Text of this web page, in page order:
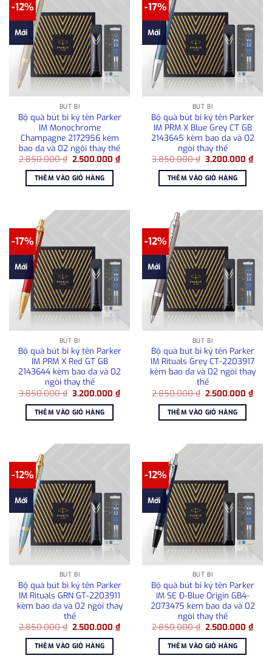
-12%
Mới
BÚT BI
Bộ quà bút bi ký tên Parker
IM Monochrome
Champagne 2172956 kèm
bao da và 02 ngòi thay thế
2.850.000₫ Giá
là:
2.850.000 ₫.
2.500.000₫Giá
hiện
2.500.000 ₫.
THÊM VÀO GIỎ HÀNG
-17%
Mới
BÚT BI
Bộ quà bút bi ký tên Parker
IM PRM X Blue Grey CT GB
2143645 kèm bao da và 02
ngòi thay thế
3.850.000₫ Giá
là:
3.850.000 ₫.
3.200.000₫Giá
hiện
THÊM VÀO GIỎ HÀNG
-17%
Mới
BÚT BI
Bộ quà bút bi ký tên Parker
IM PRM X Red GT GB
2143644 kèm bao da và 02
ngòi thay thế
3.850.000₫ Giá
là:
3.850.000 ₫.
3.200.000₫Giá
hiện
3.200.000 ₫.
THÊM VÀO GIỎ HÀNG
-12%
Mới
BÚT BI
Bộ quà bút bi ký tên Parker
IM Rituals Grey CT-2203917
kèm bao da và 02 ngòi thay
thế
2.850.000₫ Giá
là:
2.850.000 ₫.
2.500.000₫Giá
hiện
THÊM VÀO GIỎ HÀNG
-12%
Mới
BÚT BI
Bộ quà bút bi ký tên Parker
IM Rituals GRN GT-2203911
kèm bao da và 02 ngòi thay
thế
2.850.000₫ Giá
là:
2.850.000 ₫.
2.500.000₫Giá
2.500.000 ₫.
THÊM VÀO GIỎ HÀNG
-12%
Mới
BÚT BI
Bộ quà bút bi ký tên Parker
IM SE Đ-Blue Origin GB4-
2073475 kèm bao da và 02
ngòi thay thế
2.850.000₫ Giá
là:
2.850.000 ₫.
2.500.000₫Giá
THÊM VÀO GIỎ HÀNG